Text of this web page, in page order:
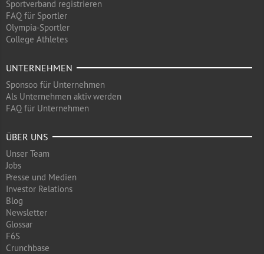
Sportverband registrieren
FAQ für Sportler
Olympia-Sportler
College Athletes
UNTERNEHMEN
Sponsoo für Unternehmen
Als Unternehmen aktiv werden
FAQ für Unternehmen
ÜBER UNS
Unser Team
Jobs
Presse und Medien
Investor Relations
Blog
Newsletter
Glossar
F6S
Crunchbase